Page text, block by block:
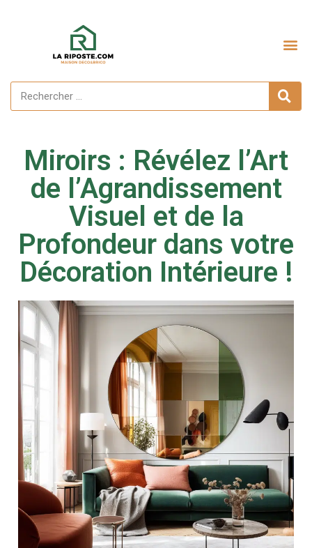
Miroirs : Révélez l’Art
de l’Agrandissement
Visuel et de la
Profondeur dans votre
Décoration Intérieure !